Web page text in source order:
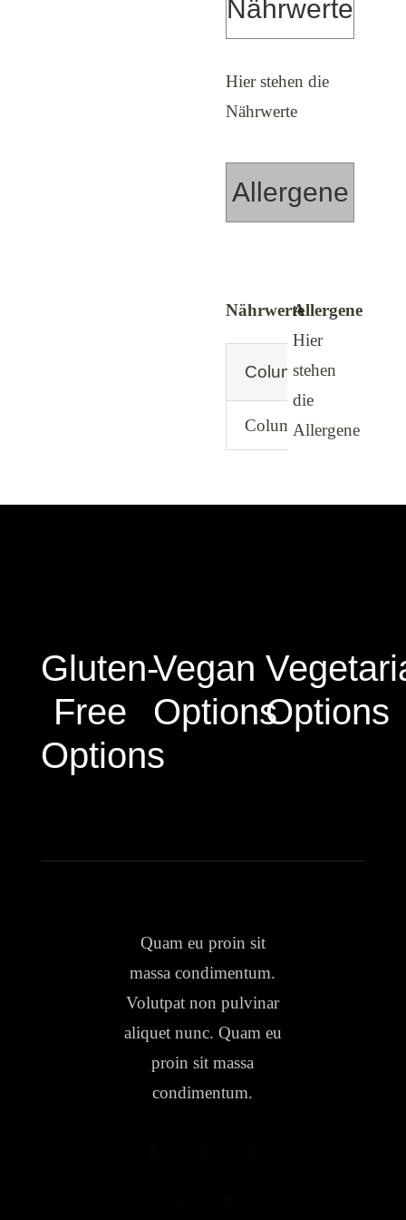
Nährwerte
Hier stehen die
Nährwerte
Allergene
Nährwerte
Column 1
Column 1 Value
Allergene
Hier
stehen
die
Allergene
Gluten-
Free
Options
Vegan
OptionsOptions
Quam eu proin sit
massa condimentum.
Volutpat non pulvinar
aliquet nunc. Quam eu
proin sit massa
condimentum.